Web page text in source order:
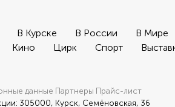
В Курске В России
В Мире
Кино Цирк Спорт
данные Партнеры Прайс-лист
305000, Курск, Семёновская, 36